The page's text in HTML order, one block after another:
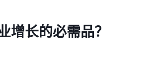
长的必需品？